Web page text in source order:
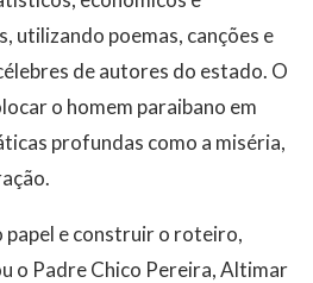
utilizando poemas, canções e
de autores do estado. O
o homem paraibano em
profundas como a miséria,
e construir o roteiro,
o Padre Chico Pereira, Altimar